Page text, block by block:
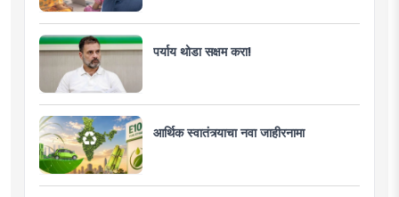
पर्याय थोडा सक्षम करा!
आर्थिक स्वातंत्र्याचा नवा जाहीरनामा